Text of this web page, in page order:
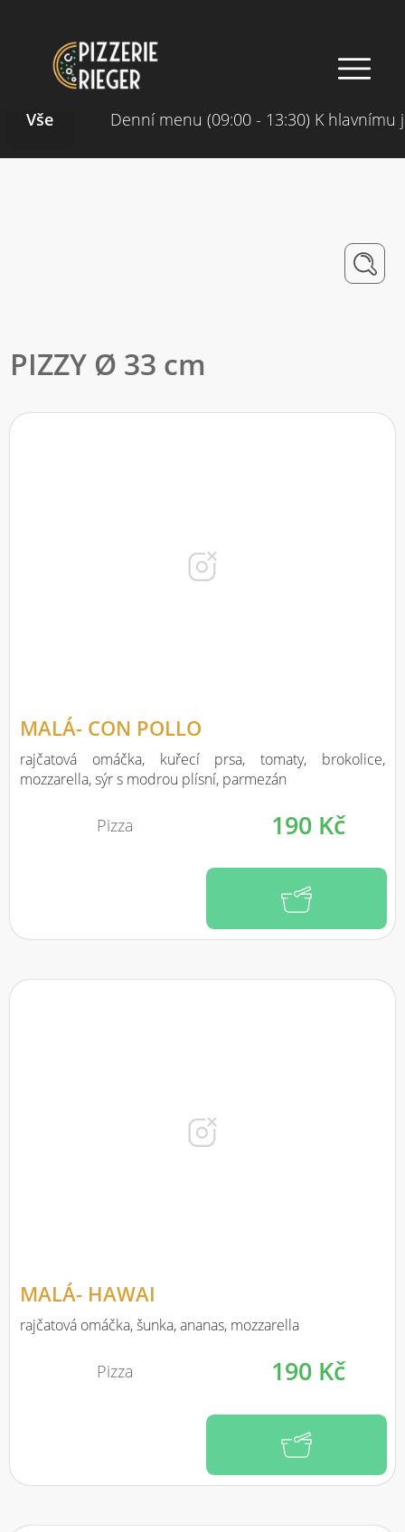
Vše Denní menu (09:00 - 13:30) K
PIZZY Ø 33 cm
MALÁ- CON POLLO
rajčatová omáčka, kuřecí prsa, tomaty, brokolice,
mozzarella, sýr s modrou plísní, parmezán
Pizza 190 Kč
MALÁ- HAWAI
rajčatová omáčka, šunka, ananas, mozzarella
Pizza 190 Kč